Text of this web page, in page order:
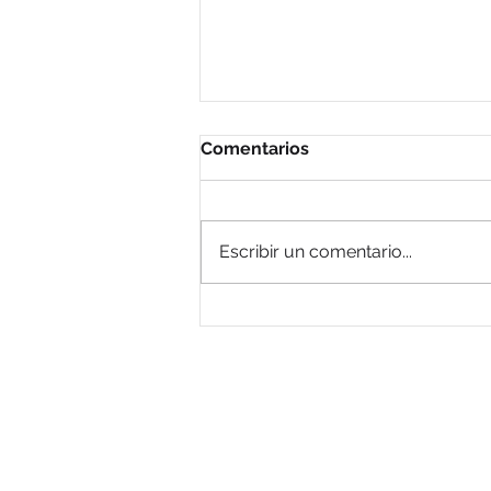
Comentarios
Escribir un comentario...